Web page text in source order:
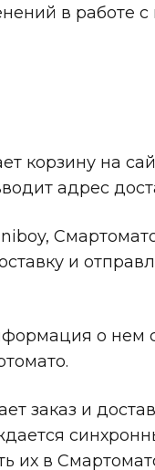
в работе
корзину на
адрес
и
о нем
заказ и
их в